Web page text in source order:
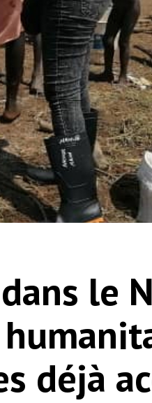
le
déjà